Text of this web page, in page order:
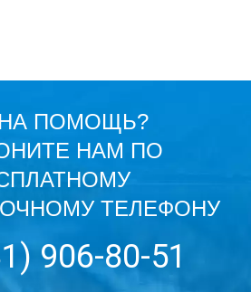
ПОМОЩЬ?
НАМ ПО
ТЕЛЕФОНУ
906-80-51